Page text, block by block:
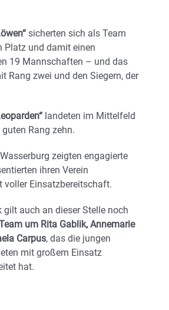
sicherten sich als Team
Platz und damit einen
19 Mannschaften – und das
Rang zwei und den Siegern, der
landeten im Mittelfeld
Rang zehn.
zeigten engagierte
ihren Verein
voller Einsatzbereitschaft.
gilt auch an dieser Stelle noch
um Rita Gablik, Annemarie
Carpus, das die jungen
mit großem Einsatz
hat.